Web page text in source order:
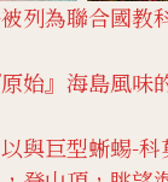
被列為聯合國教
始』海島風味
以與巨型蜥蜴-